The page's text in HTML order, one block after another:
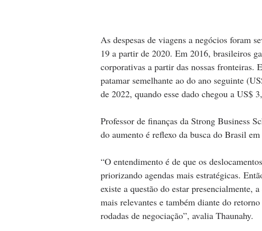
As despesas de viagens a negócios foram
19 a partir de 2020. Em 2016, brasileiros
corporativas a partir das nossas fronteiras.
patamar semelhante ao do ano seguinte
de 2022, quando esse dado chegou a US$
Professor de finanças da Strong Business
do aumento é reflexo da busca do Brasil
“O entendimento é de que os
priorizando agendas mais estratégicas.
existe a questão do estar presencialmente,
mais relevantes e também diante do
rodadas de negociação”, avalia Thaunahy.